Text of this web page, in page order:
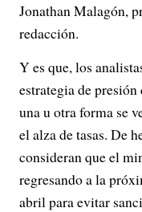
Jonathan Malagón,
redacción.
Y es que, los
estrategia de
una u otra forma se
el alza de tasas. De
consideran que el
regresando a la
abril para evitar